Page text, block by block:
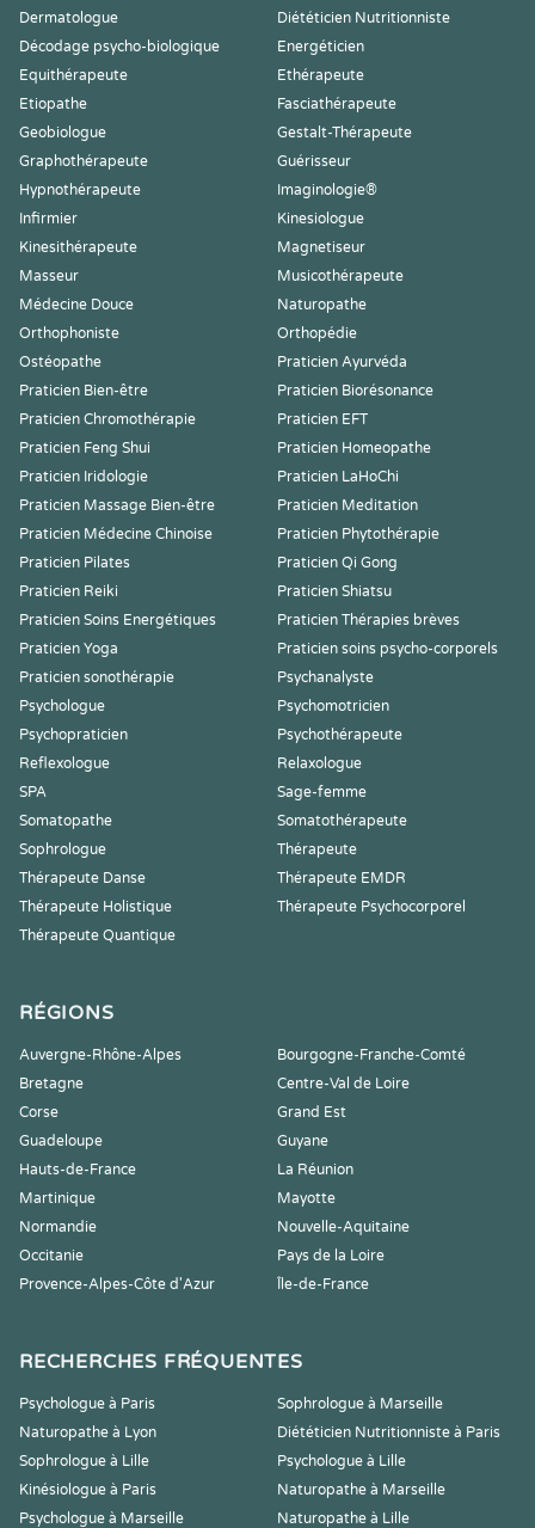
Dermatologue
Diététicien Nutritionniste
Décodage psycho-biologique
Energéticien
Equithérapeute
Ethérapeute
Etiopathe
Fasciathérapeute
Geobiologue
Gestalt-Thérapeute
Graphothérapeute
Guérisseur
Hypnothérapeute
Imaginologie®
Infirmier
Kinesiologue
Kinesithérapeute
Magnetiseur
Masseur
Musicothérapeute
Médecine Douce
Naturopathe
Orthophoniste
Orthopédie
Ostéopathe
Praticien Ayurvéda
Praticien Bien-être
Praticien Biorésonance
Praticien Chromothérapie
Praticien EFT
Praticien Feng Shui
Praticien Homeopathe
Praticien Iridologie
Praticien LaHoChi
Praticien Massage Bien-être
Praticien Meditation
Praticien Médecine Chinoise
Praticien Phytothérapie
Praticien Pilates
Praticien Qi Gong
Praticien Reiki
Praticien Shiatsu
Praticien Soins Energétiques
Praticien Thérapies brèves
Praticien Yoga
Praticien soins psycho-corporels
Praticien sonothérapie
Psychanalyste
Psychologue
Psychomotricien
Psychopraticien
Psychothérapeute
Reflexologue
Relaxologue
SPA
Sage-femme
Somatopathe
Somatothérapeute
Sophrologue
Thérapeute
Thérapeute Danse
Thérapeute EMDR
Thérapeute Holistique
Thérapeute Psychocorporel
Thérapeute Quantique
RÉGIONS
Auvergne-Rhône-Alpes
Bourgogne-Franche-Comté
Bretagne
Centre-Val de Loire
Corse
Grand Est
Guadeloupe
Guyane
Hauts-de-France
La Réunion
Martinique
Mayotte
Normandie
Nouvelle-Aquitaine
Occitanie
Pays de la Loire
Provence-Alpes-Côte d'Azur
Île-de-France
RECHERCHES FRÉQUENTES
Psychologue à Paris
Sophrologue à Marseille
Naturopathe à Lyon
Diététicien Nutritionniste à Paris
Sophrologue à Lille
Psychologue à Lille
Kinésiologue à Paris
Naturopathe à Marseille
Psychologue à Marseille
Naturopathe à Lille